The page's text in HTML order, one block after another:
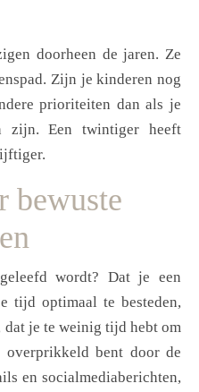
doorheen de jaren. Ze
Zijn je kinderen nog
prioriteiten dan als je
zijn. Een twintiger heeft
bewuste
wordt? Dat je een
tijd optimaal te besteden,
je te weinig tijd hebt om
bent door de
en socialmediaberichten,